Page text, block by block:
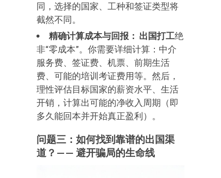
同，选择的国家、工种和签证类型将
截然不同。
精确计算成本与回报： 出国打工绝
非“零成本”。你需要详细计算：中介
服务费、签证费、机票、前期生活
费、可能的培训考证费用等。然后，
理性评估目标国家的薪资水平、生活
开销，计算出可能的净收入周期（即
多久能回本并开始真正盈利）。
问题三：如何找到靠谱的出国渠
道？—— 避开骗局的生命线